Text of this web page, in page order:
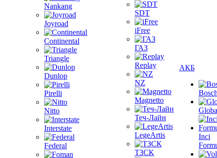
Nankang
Joyroad
Continental
Triangle
Dunlop
Pirelli
Nitto
Interstate
Federal
SDT
iFree
ГАЗ
Replay
NZ
Magnetto
Теч-Лайн
LegeArtis
ТЗСК
АКБ
Inci